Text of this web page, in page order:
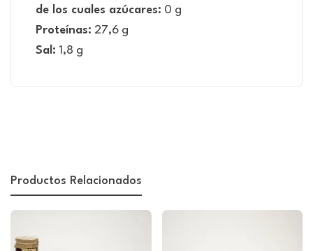
de los cuales azúcares: 0 g
Proteínas: 27,6 g
Sal: 1,8 g
Productos Relacionados